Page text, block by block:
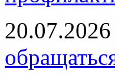
20.07.2026